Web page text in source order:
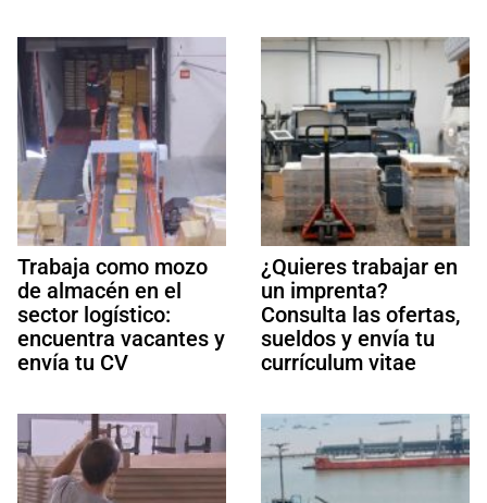
Trabaja como mozo
de almacén en el
sector logístico:
encuentra vacantes y
envía tu CV
¿Quieres trabajar en
un imprenta?
Consulta las ofertas,
sueldos y envía tu
currículum vitae